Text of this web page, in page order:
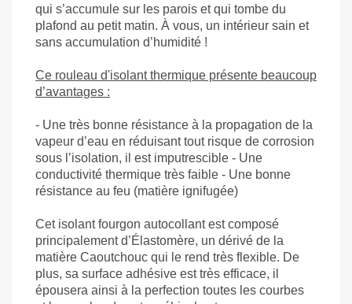
qui s’accumule sur les parois et qui tombe du
plafond au petit matin. À vous, un intérieur sain et
sans accumulation d’humidité !
Ce rouleau d'isolant thermique présente beaucoup
d’avantages :
- Une très bonne résistance à la propagation de la
vapeur d’eau en réduisant tout risque de corrosion
sous l’isolation, il est imputrescible - Une
conductivité thermique très faible - Une bonne
résistance au feu (matière ignifugée)
Cet isolant fourgon autocollant est composé
principalement d’Élastomère, un dérivé de la
matière Caoutchouc qui le rend très flexible. De
plus, sa surface adhésive est très efficace, il
épousera ainsi à la perfection toutes les courbes